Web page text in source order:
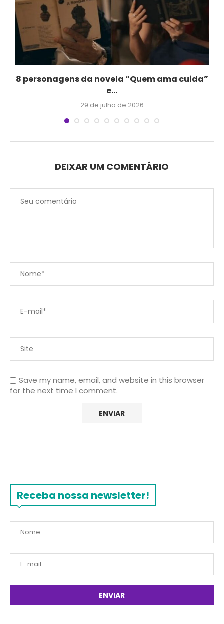
8 personagens da novela “Quem ama cuida”
e...
29 de julho de 2026
DEIXAR UM COMENTÁRIO
Save my name, email, and website in this browser
for the next time I comment.
Receba nossa newsletter!